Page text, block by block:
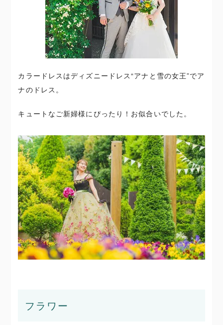
カラードレスはディズニードレス“アナと雪の女王”でア
ナのドレス。
キュートなご新婦様にぴったり！お似合いでした。
フラワー